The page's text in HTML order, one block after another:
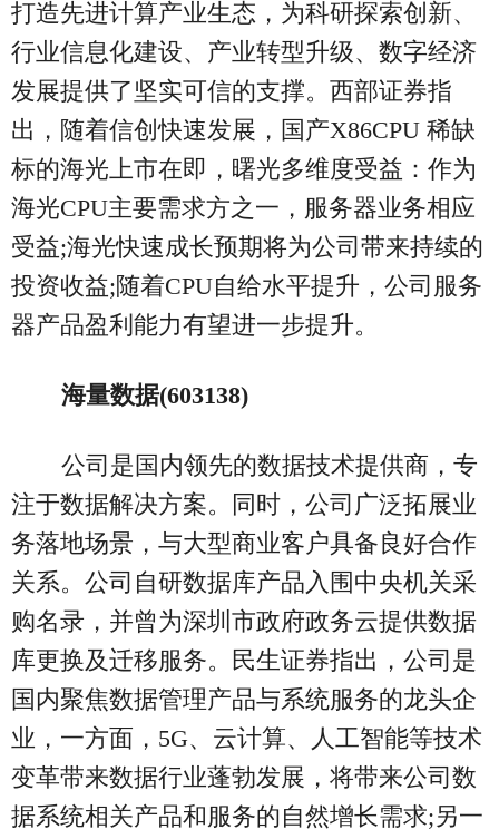
打造先进计算产业生态，为科研探索创新、
行业信息化建设、产业转型升级、数字经济
发展提供了坚实可信的支撑。西部证券指
出，随着信创快速发展，国产X86CPU 稀缺
标的海光上市在即，曙光多维度受益：作为
海光CPU主要需求方之一，服务器业务相应
受益;海光快速成长预期将为公司带来持续的
投资收益;随着CPU自给水平提升，公司服务
器产品盈利能力有望进一步提升。
海量数据(603138)
公司是国内领先的数据技术提供商，专
注于数据解决方案。同时，公司广泛拓展业
务落地场景，与大型商业客户具备良好合作
关系。公司自研数据库产品入围中央机关采
购名录，并曾为深圳市政府政务云提供数据
库更换及迁移服务。民生证券指出，公司是
国内聚焦数据管理产品与系统服务的龙头企
业，一方面，5G、云计算、人工智能等技术
变革带来数据行业蓬勃发展，将带来公司数
据系统相关产品和服务的自然增长需求;另一